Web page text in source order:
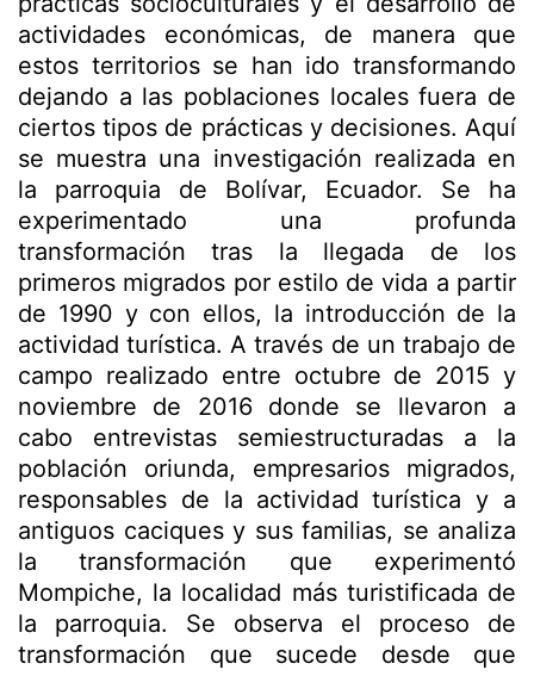
actividades económicas, de manera que
estos territorios se han ido transformando
dejando a las poblaciones locales fuera de
ciertos tipos de prácticas y decisiones. Aquí
se muestra una investigación realizada en
la parroquia de Bolívar, Ecuador. Se ha
experimentado una profunda
transformación tras la llegada de los
primeros migrados por estilo de vida a partir
de 1990 y con ellos, la introducción de la
actividad turística. A través de un trabajo de
campo realizado entre octubre de 2015 y
noviembre de 2016 donde se llevaron a
cabo entrevistas semiestructuradas a la
población oriunda, empresarios migrados,
responsables de la actividad turística y a
antiguos caciques y sus familias, se analiza
la transformación que experimentó
Mompiche, la localidad más turistificada de
la parroquia. Se observa el proceso de
transformación que sucede desde que